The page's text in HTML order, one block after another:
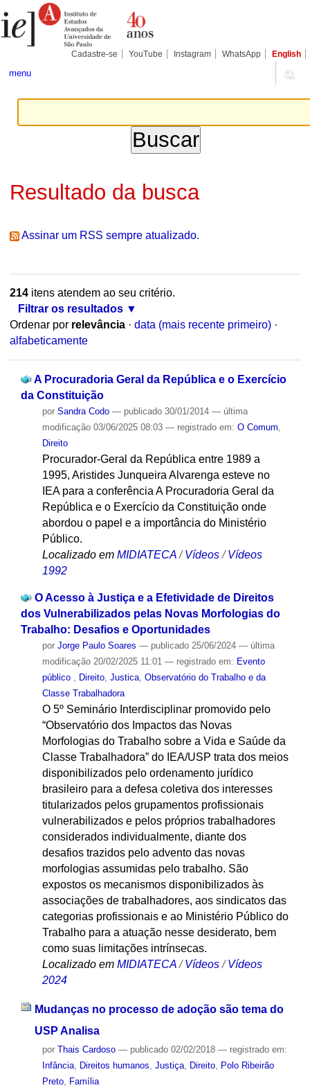
para
conteúdo.
Pessoais
Cadastre-se YouTube Instagram WhatsApp English
menu
Resultado da busca
Assinar um RSS sempre atualizado.
214itens atendem ao seu critério.
Filtrar os resultados
Ordenar por relevância · data (mais recente primeiro) ·
alfabeticamente
A Procuradoria Geral da República e o Exercício
da Constituição
por Sandra Codo — publicado30/01/2014 — última
modificação03/06/2025 08:03 — registrado em: O Comum
Direito
Procurador-Geral da República entre 1989 a
1995, Aristides Junqueira Alvarenga esteve no
IEA para a conferência A Procuradoria Geral da
República e o Exercício da Constituição onde
abordou o papel e a importância do Ministério
Público.
Localizado em MIDIATECA /Vídeos /Vídeos
1992
O Acesso à Justiça e a Efetividade de Direitos
dos Vulnerabilizados pelas Novas Morfologias do
Trabalho: Desafios e Oportunidades
por Jorge Paulo Soares — publicado25/06/2024 — última
modificação20/02/2025 11:01 — registrado em: Evento
público
Direito, Justica, Observatório do Trabalho e da
Classe Trabalhadora
O 5º Seminário Interdisciplinar promovido pelo
“Observatório dos Impactos das Novas
Morfologias do Trabalho sobre a Vida e Saúde da
Classe Trabalhadora” do IEA/USP trata dos meios
disponibilizados pelo ordenamento jurídico
brasileiro para a defesa coletiva dos interesses
titularizados pelos grupamentos profissionais
vulnerabilizados e pelos próprios trabalhadores
considerados individualmente, diante dos
desafios trazidos pelo advento das novas
morfologias assumidas pelo trabalho. São
expostos os mecanismos disponibilizados às
associações de trabalhadores, aos sindicatos das
categorias profissionais e ao Ministério Público do
Trabalho para a atuação nesse desiderato, bem
como suas limitações intrínsecas.
Localizado em MIDIATECA /Vídeos /Vídeos
2024
Mudanças no processo de adoção são tema do
USP Analisa
por Thais Cardoso — publicado02/02/2018 — registrado em:
Infância, Direitos humanos, Justiça, Direito, Polo Ribeirão
Preto, Família